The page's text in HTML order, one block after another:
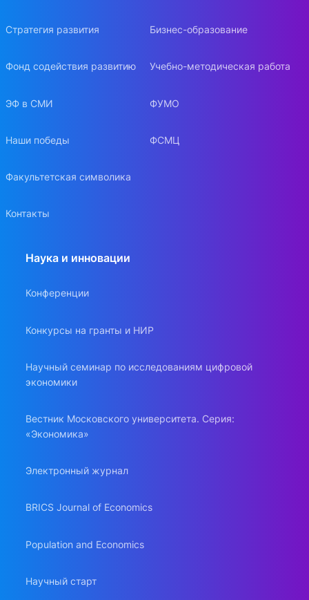
Стратегия развития
Фонд содействия развитию
ЭФ в СМИ
Наши победы
Факультетская символика
Контакты
Бизнес-образование
Учебно-методическая работа
ФУМО
ФСМЦ
Наука и инновации
Конференции
Конкурсы на гранты и НИР
Научный семинар по исследованиям цифровой
экономики
Вестник Московского университета. Серия:
«Экономика»
Электронный журнал
BRICS Journal of Economics
Population and Economics
Научный старт